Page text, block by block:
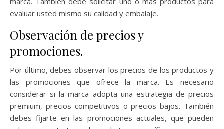
evaluar usted mismo su calidad y embalaje.
Observación de precios y
promociones.
Por último, debes observar los precios de los productos y
las promociones que ofrece la marca. Es necesario
considerar si la marca adopta una estrategia de precios
premium, precios competitivos o precios bajos. También
debes fijarte en las promociones actuales, que pueden